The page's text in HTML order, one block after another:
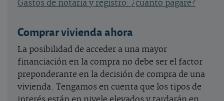
Gastos de notaría y registro: ¿cuánto pagaré?
Comprar vivienda ahora
La posibilidad de acceder a una mayor
financiación en la compra no debe ser el factor
preponderante en la decisión de compra de una
vivienda. Tengamos en cuenta que los tipos de